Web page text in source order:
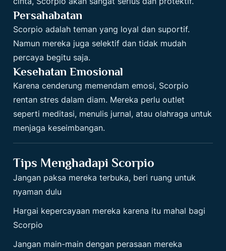
Persahabatan
Scorpio adalah teman yang loyal dan suportif.
Namun mereka juga selektif dan tidak mudah
percaya begitu saja.
Kesehatan Emosional
Karena cenderung memendam emosi, Scorpio
rentan stres dalam diam. Mereka perlu outlet
seperti meditasi, menulis jurnal, atau olahraga untuk
menjaga keseimbangan.
Tips Menghadapi Scorpio
Jangan paksa mereka terbuka, beri ruang untuk
nyaman dulu
Hargai kepercayaan mereka karena itu mahal bagi
Scorpio
Jangan main-main dengan perasaan mereka